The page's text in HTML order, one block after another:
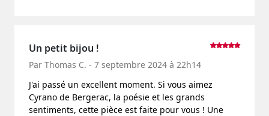
Un petit bijou !
Par Thomas C. - 7 septembre 2024 à 22h14
J'ai passé un excellent moment. Si vous aimez
Cyrano de Bergerac, la poésie et les grands
sentiments, cette pièce est faite pour vous ! Une